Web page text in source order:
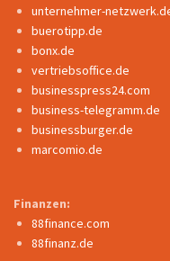
unternehmer-
buerotipp.de
bonx.de
vertriebsoffice.de
businesspress24.com
business-telegramm.de
businessburger.de
marcomio.de
Finanzen:
88finance.com
88finanz.de